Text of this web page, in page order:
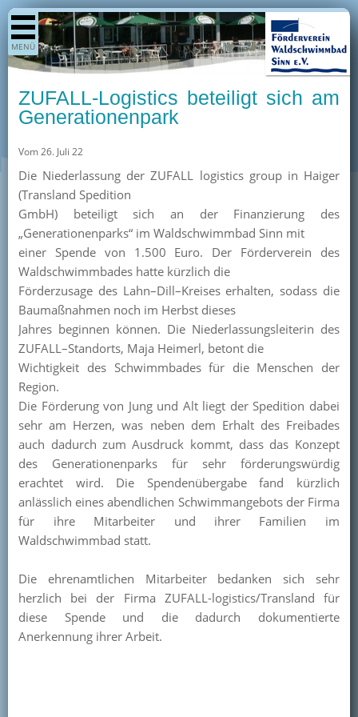
MENÜ
Shop
Aktuelles
Termine
/ Preise
Kurse
Unterstützer
Team
Pressearchiv
Mitglied werden
ZUFALL-Logistics beteiligt sich am
Generationenpark
Vom 26. Juli 22
Die Niederlassung der ZUFALL logistics group in Haiger
(Transland Spedition
GmbH)
beteiligt sich an der Finanzierung des
„Generationenparks“ im Waldschwimmbad Sinn mit
einer Spende von 1.500 Euro. Der Förderverein des
Waldschwimmbades hatte kürzlich die
Förderzusage des Lahn–Dill–Kreises erhalten, sodass die
Baumaßnahmen noch im Herbst dieses
Jahres beginnen können. Die Niederlassungsleiterin des
ZUFALL–Standorts, Maja Heimerl, betont die
Wichtigkeit des Schwimmbades für die Menschen der
Region.
Die Förderungvon Jung und Alt liegt der Spedition dabei
sehr am Herzen, was neben dem Erhalt des Freibades
auch dadurch zum Ausdruck kommt, dass das Konzept
des Generationenparks für sehr förderungswürdig
erachtet wird. Die Spendenübergabe fand kürzlich
anlässlich eines abendlichen Schwimmangebots der Firma
für ihre Mitarbeiter und ihrer Familien im
Waldschwimmbad statt.
Die ehrenamtlichen Mitarbeiter bedanken sich sehr
herzlich bei der Firma ZUFALL-logistics/Transland für
diese Spende und die dadurch dokumentierte
Anerkennung ihrer Arbeit.